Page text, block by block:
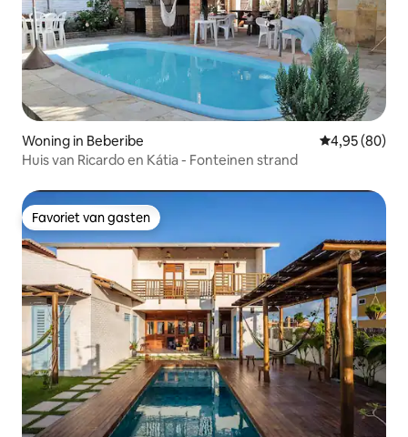
Woning in Beberibe Gemiddelde
4,95 (80)
Huis van Ricardo en Kátia - Fonteinen strand
Favoriet van gasten
Favoriet van gasten